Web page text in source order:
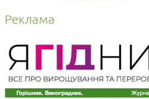
Реклама